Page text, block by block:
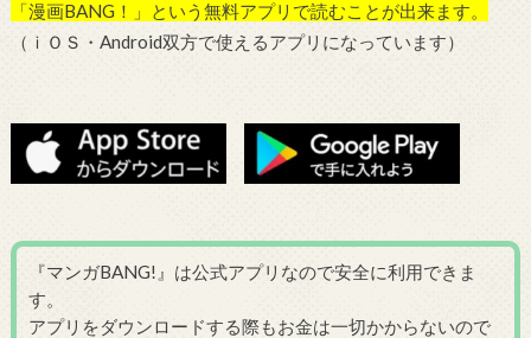
「漫画BANG！」という無料アプリで読むことが出来ます。
（ｉＯＳ・Android双方で使えるアプリになっています）
『マンガBANG!』は公式アプリなので安全に利用できま
す。
アプリをダウンロードする際もお金は一切かからないので